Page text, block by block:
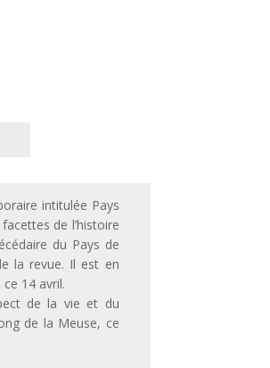
intitulée Pays
de l’histoire
du Pays de
la revue. Il est en
ce 14 avril.
de la vie et du
de la Meuse, ce